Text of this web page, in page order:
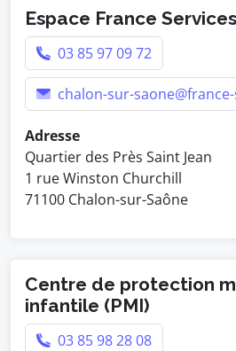
Espace France Services
03 85 97 09 72
chalon-sur-
Adresse
Quartier des Près Saint Jean
1 rue Winston Churchill
71100 Chalon-sur-Saône
Centre de protection
infantile (PMI)
03 85 98 28 08